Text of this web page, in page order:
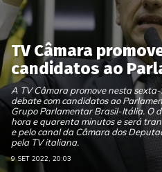
TV Câmara
candidatos ao
A TV Câmara promove nesta
debate com candidatos ao
Grupo Parlamentar Brasil-Itália. O
hora e quarenta minutos e será
e pelo canal da Câmara dos
pela TV italiana.
9 SET 2022, 20:03